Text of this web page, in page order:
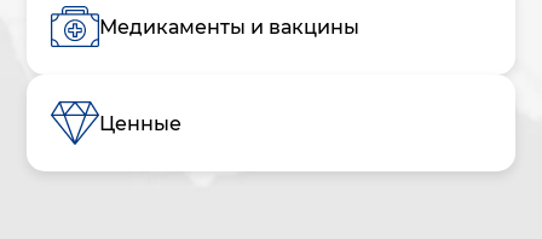
Медикаменты и вакцины
Ценные